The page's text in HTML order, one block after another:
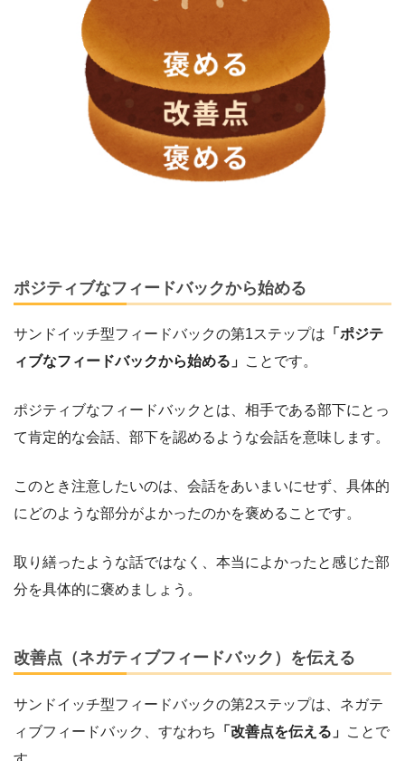
ポジティブなフィードバックから始める
サンドイッチ型フィードバックの第1ステップは 「ポジテ
ィブなフィードバックから始める」 ことです。
ポジティブなフィードバックとは、相手である部下にとっ
て肯定的な会話、部下を認めるような会話を意味します。
このとき注意したいのは、会話をあいまいにせず、具体的
にどのような部分がよかったのかを褒めることです。
取り繕ったような話ではなく、本当によかったと感じた部
分を具体的に褒めましょう。
改善点（ネガティブフィードバック）を伝える
サンドイッチ型フィードバックの第2ステップは、ネガテ
ィブフィードバック、すなわち
「改善点を伝える」 ことで